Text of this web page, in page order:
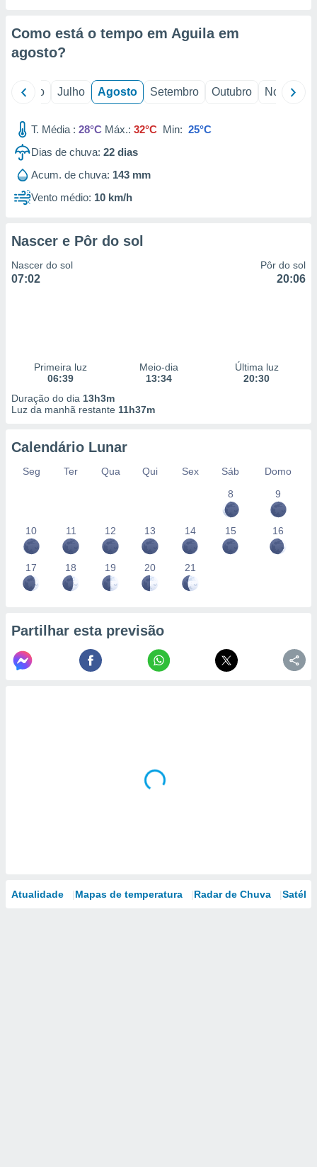
através
estudos
de
Como está o tempo em Aguila em
agosto?
Junho Julho Agosto Setembro Outubro Novembro
T. Média : 28°C Máx.: 32°C Min: 25°C
Dias de chuva: 22 dias
Acum. de chuva: 143 mm
Vento médio: 10 km/h
Nascer e Pôr do sol
Nascer do sol
07:02
Pôr do sol
20:06
Primeira luz
06:39
Meio-dia
13:34
Última luz
20:30
Duração do dia 13h3m
Luz da manhã restante 11h37m
Calendário Lunar
Seg Ter Qua Qui Sex Sáb
Domo
8
9
10 11 12 13 14 15 16
17 18 19 20 21
Partilhar esta previsão
Atualidade Mapas de temperatura Radar de Chuva